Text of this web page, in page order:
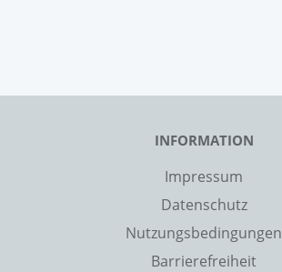
INFORMATION
Impressum
Datenschutz
Nutzungsbedingungen
Barrierefreiheit